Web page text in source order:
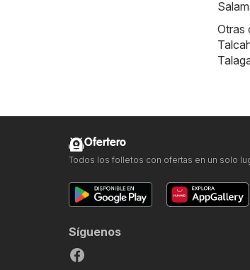
Otras
Ofertero
Todos los folletos con ofertas en un solo
Síguenos